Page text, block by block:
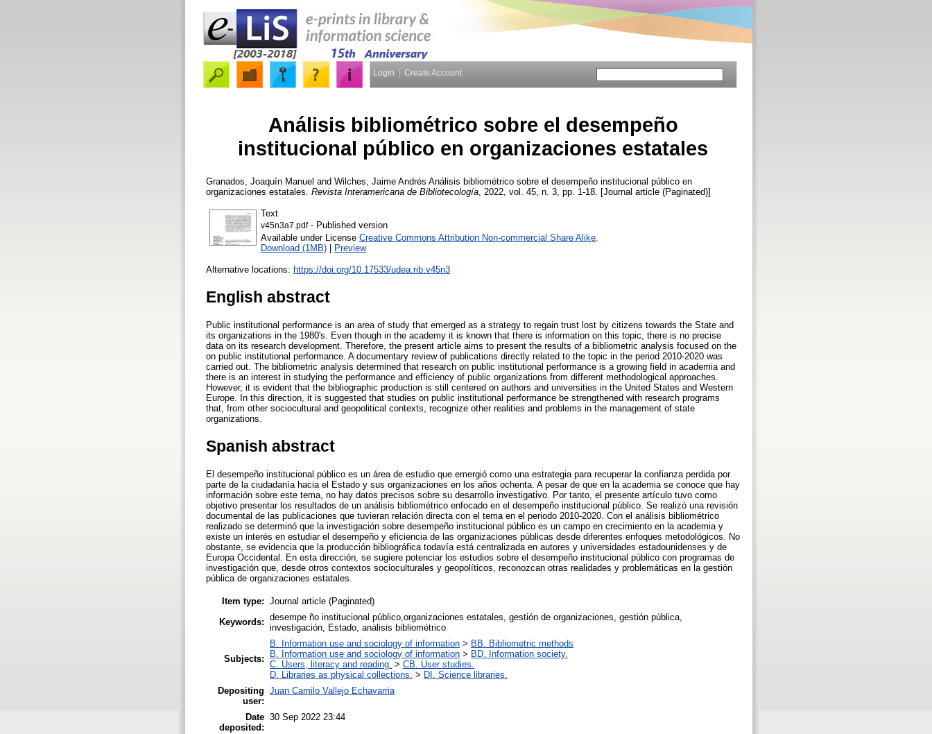
Login Create Account
Análisis bibliométrico sobre el desempeño
institucional público en organizaciones estatales
Granados, Joaquín Manuel and Wilches, Jaime Andrés Análisis bibliométrico sobre el desempeño institucional público en
organizaciones estatales. Revista Interamericana de Bibliotecología , 2022, vol. 45, n. 3, pp. 1-18. [Journal article (Paginated)]
Text
v45n3a7.pdf- Published version
Available under License Creative Commons Attribution Non-commercial Share Alike
Download (1MB) | Preview
Alternative locations: https://doi.org/10.17533/udea.rib.v45n3
English abstract
Public institutional performance is an area of study that emerged as a strategy to regain trust lost by citizens towards the State and
its organizations in the 1980's. Even though in the academy it is known that there is information on this topic, there is no precise
data on its research development. Therefore, the present article aims to present the results of a bibliometric analysis focused on the
on public institutional performance. A documentary review of publications directly related to the topic in the period 2010-2020 was
carried out. The bibliometric analysis determined that research on public institutional performance is a growing field in academia and
there is an interest in studying the performance and efficiency of public organizations from different methodological approaches.
However, it is evident that the bibliographic production is still centered on authors and universities in the United States and Western
Europe. In this direction, it is suggested that studies on public institutional performance be strengthened with research programs
that, from other sociocultural and geopolitical contexts, recognize other realities and problems in the management of state
organizations.
Spanish abstract
El desempeño institucional público es un área de estudio que emergió como una estrategia para recuperar la confianza perdida por
parte de la ciudadanía hacia el Estado y sus organizaciones en los años ochenta. A pesar de que en la academia se conoce que hay
información sobre este tema, no hay datos precisos sobre su desarrollo investigativo. Por tanto, el presente artículo tuvo como
objetivo presentar los resultados de un análisis bibliométrico enfocado en el desempeño institucional público. Se realizó una revisión
documental de las publicaciones que tuvieran relación directa con el tema en el periodo 2010-2020. Con el análisis bibliométrico
realizado se determinó que la investigación sobre desempeño institucional público es un campo en crecimiento en la academia y
existe un interés en estudiar el desempeño y eficiencia de las organizaciones públicas desde diferentes enfoques metodológicos. No
obstante, se evidencia que la producción bibliográfica todavía está centralizada en autores y universidades estadounidenses y de
Europa Occidental. En esta dirección, se sugiere potenciar los estudios sobre el desempeño institucional público con programas de
investigación que, desde otros contextos socioculturales y geopolíticos, reconozcan otras realidades y problemáticas en la gestión
pública de organizaciones estatales.
Item type: Journal article (Paginated)
Keywords: desempe ño institucional público,organizaciones estatales, gestión de organizaciones, gestión pública,
investigación, Estado, análisis bibliométrico
Subjects:
B. Information use and sociology of information > BB. Bibliometric methods
B. Information use and sociology of information > BD. Information society.
C. Users, literacy and reading. > CB. User studies.
D. Libraries as physical collections. > DI. Science libraries.
Depositing
user:
Juan Camilo Vallejo Echavarria
Date
deposited:
30 Sep 2022 23:44